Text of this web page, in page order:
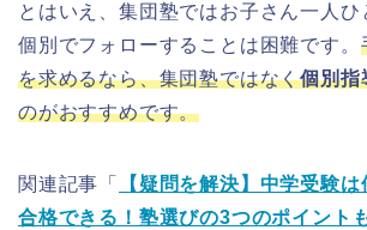
とはいえ、集団塾ではお子さん一人ひ
個別でフォローすることは困難です。
を求めるなら、集団塾ではなく個別指
のがおすすめです。
関連記事「
【疑問を解決】中学受験
合格できる！塾選びの3つのポイント